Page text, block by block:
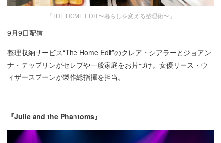
『THE HOME EDIT〜暮らしを変える整理術〜』
9月9日配信
整理収納サービス“The Home Edit”のクレア・シアラーとジョアン
ナ・テップリンがセレブや一般家庭をお片づけ。女優リース・ウ
ィザースプーンが製作総指揮を担当。
『Julie and the Phantoms』